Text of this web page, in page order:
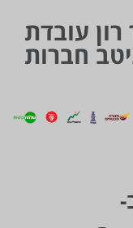
רון עובדת
חברות